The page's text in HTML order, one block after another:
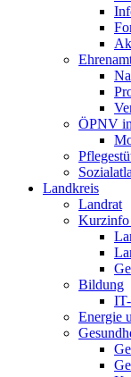
ÖPNV
Landkreis
Landrat
Kurzinfo
Bildung
Energie